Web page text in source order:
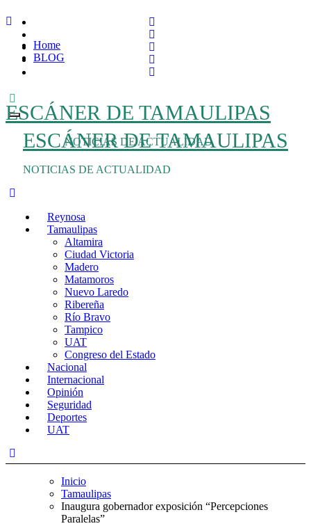
Ir
contenidoHome
BLOG
ESCÁNER DE TAMAULIPAS
NOTICIAS DE ACTUALIDAD
ESCÁNER DE TAMAULIPAS
NOTICIAS DE ACTUALIDAD
Reynosa
Tamaulipas
Altamira
Ciudad Victoria
Madero
Matamoros
Nuevo Laredo
Ribereña
Río Bravo
Tampico
UAT
Congreso del Estado
Nacional
Internacional
Opinión
Seguridad
Deportes
UAT
Inicio
Tamaulipas
Inaugura gobernador exposición “Percepciones
Paralelas”